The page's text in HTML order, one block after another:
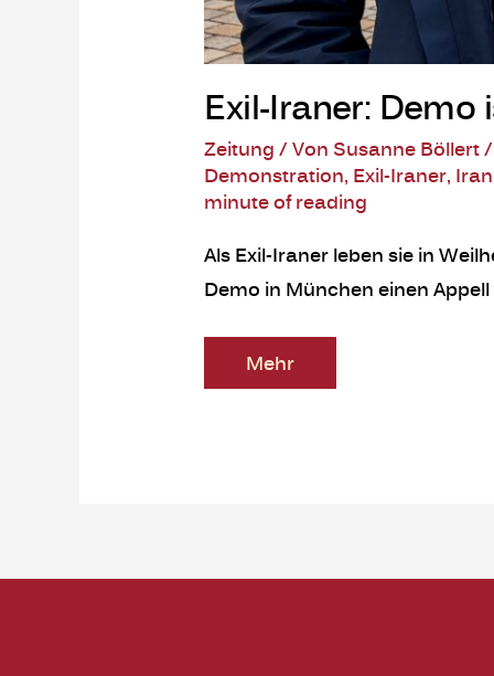
Exil-Iraner: Demo
Zeitung/ Von Susanne Böllert/
Demonstration, Exil-Iraner, Iran
minute of reading
Als Exil-Iraner leben sie in
Demo in München einen
Mehr